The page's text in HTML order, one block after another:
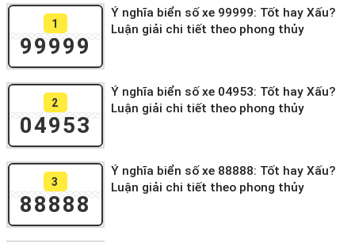
1
99999
Ý nghĩa biển số xe 99999: Tốt hay Xấu?
Luận giải chi tiết theo phong thủy
2
04953
Ý nghĩa biển số xe 04953: Tốt hay Xấu?
Luận giải chi tiết theo phong thủy
3
88888
Ý nghĩa biển số xe 88888: Tốt hay Xấu?
Luận giải chi tiết theo phong thủy